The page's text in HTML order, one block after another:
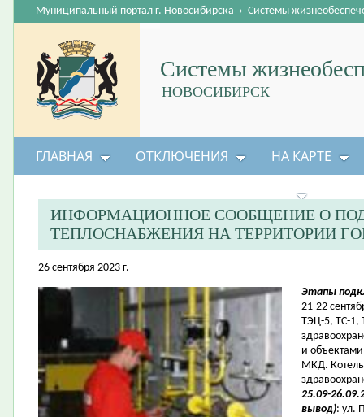
Системы
НОВОСИБИРСК
Муниципальный портал г. Новосибирска › Системы
ГЛАВНАЯ ОТКЛЮЧЕНИЯ НА КАРТЕ
ИНФОРМАЦИОННОЕ СООБЩЕНИЕ О
ТЕПЛОСНАБЖЕНИЯ НА ТЕРРИТОРИИ
26 сентября 2023 г.
Этапы
21-22
ТЭЦ-5, ТС-1,
и
МКД.
25.09-
вывод): ул.